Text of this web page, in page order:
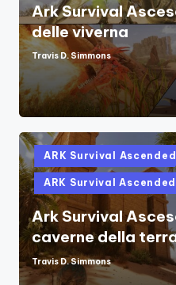
Ark Survival
delle viverna
Posted
Travis D. Simmons
Posted
in
ARK Survival Ascended
ARK Survival
Ark Survival
caverne della
Posted
by
Travis D. Simmons